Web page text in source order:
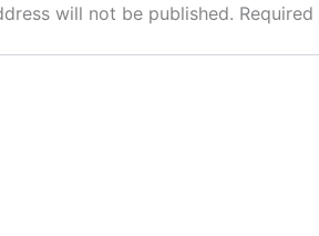
will not be published.